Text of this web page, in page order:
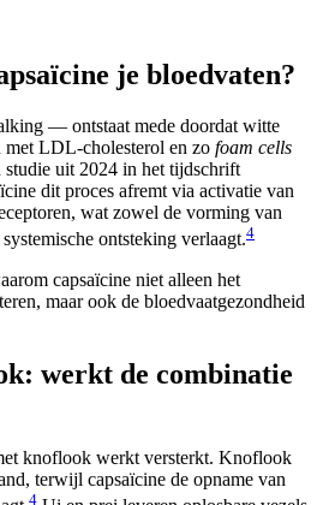
je bloedvaten?
— ontstaat mede doordat witte
LDL-cholesterol en zo foam cells
uit 2024 in het tijdschrift
dit proces afremt via activatie van
wat zowel de vorming van
ontsteking verlaagt.4
capsaïcine niet alleen het
maar ook de bloedvaatgezondheid
werkt de combinatie
knoflook werkt versterkt. Knoflook
terwijl capsaïcine de opname van
4